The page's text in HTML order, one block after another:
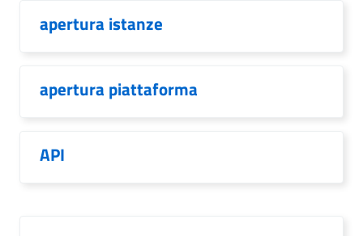
apertura istanze
apertura piattaforma
API